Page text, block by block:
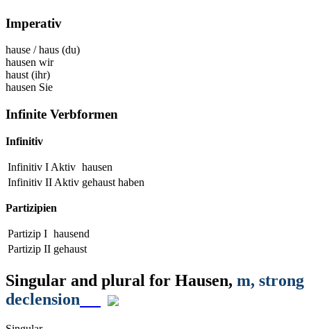
Imperativ
hause /haus (du)
hausen wir
haust (ihr)
hausen Sie
Infinite Verbformen
Infinitiv
Infinitiv I Aktiv hausen
Infinitiv II Aktiv gehaust haben
Partizipien
Partizip I hausend
Partizip II gehaust
Singular and plural for Hausen, m, strong
declension